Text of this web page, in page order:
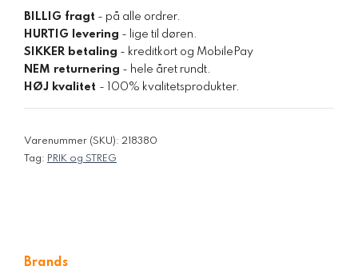
BILLIG fragt - på alle ordrer.
HURTIG levering - lige til døren.
SIKKER betaling - kreditkort og MobilePay
NEM returnering - hele året rundt.
HØJ kvalitet - 100% kvalitetsprodukter.
Varenummer (SKU): 218380
Tag: PRIK og STREG
Brands